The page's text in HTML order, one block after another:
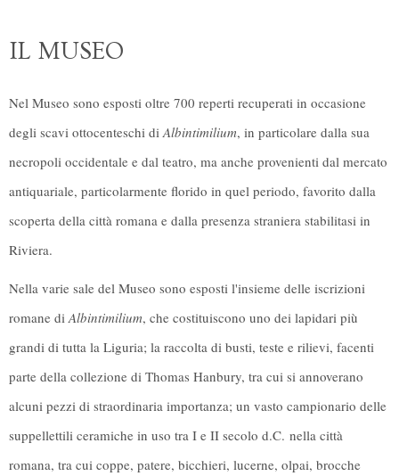
IL MUSEO
Nel Museo sono esposti oltre 700 reperti recuperati in occasione
degli scavi ottocenteschi diAlbintimilium, in particolare dalla sua
necropoli occidentale e dal teatro, ma anche provenienti dal mercato
antiquariale, particolarmente florido in quel periodo, favorito dalla
scoperta della città romana e dalla presenza straniera stabilitasi in
Riviera.
Nella varie sale del Museo sono esposti l'insieme delle iscrizioni
romane diAlbintimilium, che costituiscono uno dei lapidari più
grandi di tutta la Liguria; la raccolta di busti, teste e rilievi, facenti
parte della collezione di Thomas Hanbury, tra cui si annoverano
alcuni pezzi di straordinaria importanza; un vasto campionario delle
suppellettili ceramiche in uso tra I e II secolo d.C. nella città
romana, tra cui coppe, patere, bicchieri, lucerne, olpai, brocche